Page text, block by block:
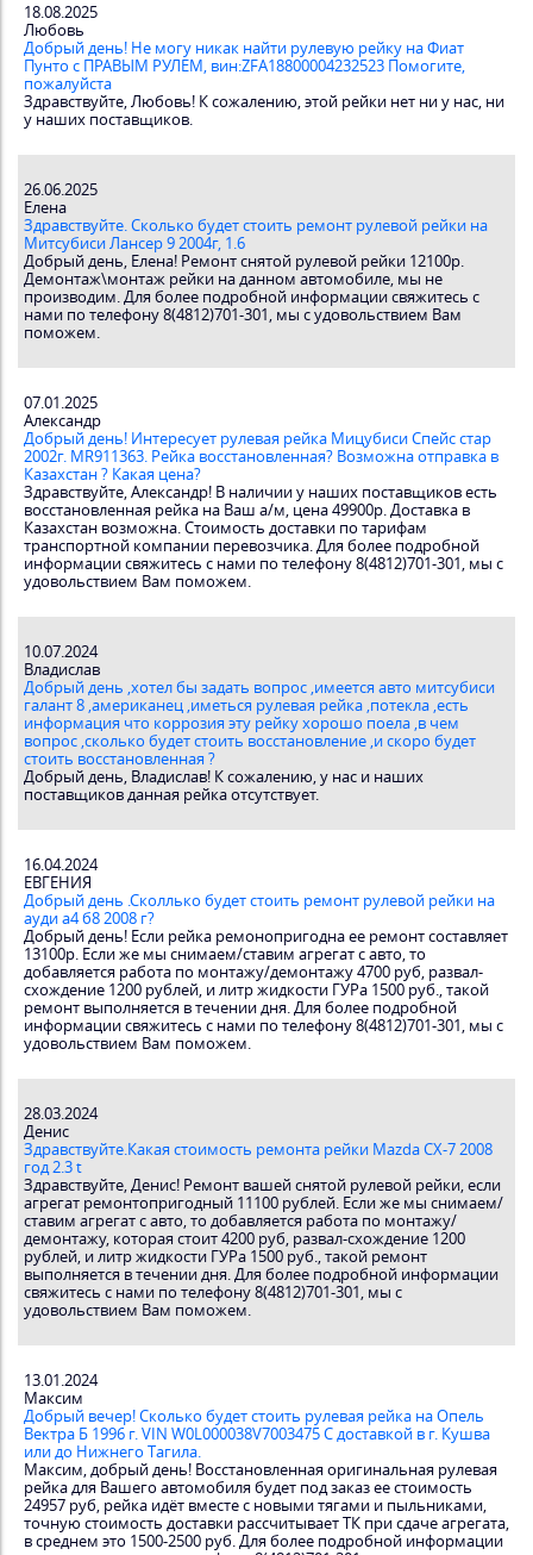
18.08.2025
Любовь
Добрый день! Не могу никак найти рулевую рейку на Фиат
Пунто с ПРАВЫМ РУЛЕМ, вин:ZFA18800004232523 Помогите,
пожалуйста
Здравствуйте, Любовь! К сожалению, этой рейки нет ни у нас, ни
у наших поставщиков.
26.06.2025
Елена
Здравствуйте. Сколько будет стоить ремонт рулевой рейки на
Митсубиси Лансер 9 2004г, 1.6
Добрый день, Елена! Ремонт снятой рулевой рейки 12100р.
Демонтаж\монтаж рейки на данном автомобиле, мы не
производим. Для более подробной информации свяжитесь с
нами по телефону 8(4812)701-301, мы с удовольствием Вам
поможем.
07.01.2025
Александр
Добрый день! Интересует рулевая рейка Мицубиси Спейс стар
2002г. MR911363. Рейка восстановленная? Возможна отправка в
Казахстан ? Какая цена?
Здравствуйте, Александр! В наличии у наших поставщиков есть
восстановленная рейка на Ваш а/м, цена 49900р. Доставка в
Казахстан возможна. Стоимость доставки по тарифам
транспортной компании перевозчика. Для более подробной
информации свяжитесь с нами по телефону 8(4812)701-301, мы с
удовольствием Вам поможем.
10.07.2024
Владислав
Добрый день ,хотел бы задать вопрос ,имеется авто митсубиси
галант 8 ,американец ,иметься рулевая рейка ,потекла ,есть
информация что коррозия эту рейку хорошо поела ,в чем
вопрос ,сколько будет стоить восстановление ,и скоро будет
стоить восстановленная ?
Добрый день, Владислав! К сожалению, у нас и наших
поставщиков данная рейка отсутствует.
16.04.2024
ЕВГЕНИЯ
Добрый день .Сколлько будет стоить ремонт рулевой рейки на
ауди а4 б8 2008 г?
Добрый день! Если рейка ремонопригодна ее ремонт составляет
13100р. Если же мы снимаем/ставим агрегат с авто, то
добавляется работа по монтажу/демонтажу 4700 руб, развал-
схождение 1200 рублей, и литр жидкости ГУРа 1500 руб., такой
ремонт выполняется в течении дня. Для более подробной
информации свяжитесь с нами по телефону 8(4812)701-301, мы с
удовольствием Вам поможем.
28.03.2024
Денис
Здравствуйте.Какая стоимость ремонта рейки Mazda CX-7 2008
год 2.3 t
Здравствуйте, Денис! Ремонт вашей снятой рулевой рейки, если
агрегат ремонтопригодный 11100 рублей. Если же мы снимаем/
ставим агрегат с авто, то добавляется работа по монтажу/
демонтажу, которая стоит 4200 руб, развал-схождение 1200
рублей, и литр жидкости ГУРа 1500 руб., такой ремонт
выполняется в течении дня. Для более подробной информации
свяжитесь с нами по телефону 8(4812)701-301, мы с
удовольствием Вам поможем.
13.01.2024
Максим
Добрый вечер! Сколько будет стоить рулевая рейка на Опель
Вектра Б 1996 г. VIN W0L000038V7003475 С доставкой в г. Кушва
или до Нижнего Тагила.
Максим, добрый день! Восстановленная оригинальная рулевая
рейка для Вашего автомобиля будет под заказ ее стоимость
24957 руб, рейка идёт вместе с новыми тягами и пыльниками,
точную стоимость доставки рассчитывает ТК при сдаче агрегата,
в среднем это 1500-2500 руб. Для более подробной информации